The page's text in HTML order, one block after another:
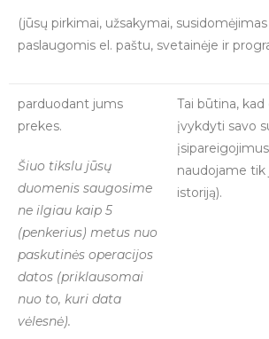
(jūsų pirkimai, užsakymai,
paslaugomis el. paštu, svetainėje ir
parduodant jums
prekes.
Šiuo tikslu jūsų
duomenis saugosime
ne ilgiau kaip 5
(penkerius) metus nuo
paskutinės operacijos
datos (priklausomai
nuo to, kuri data
vėlesnė).
Tai būtina,
įvykdyti savo
naudojame tik
istoriją).